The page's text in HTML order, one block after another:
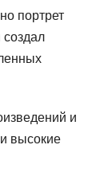
портрет
создал
и
высокие